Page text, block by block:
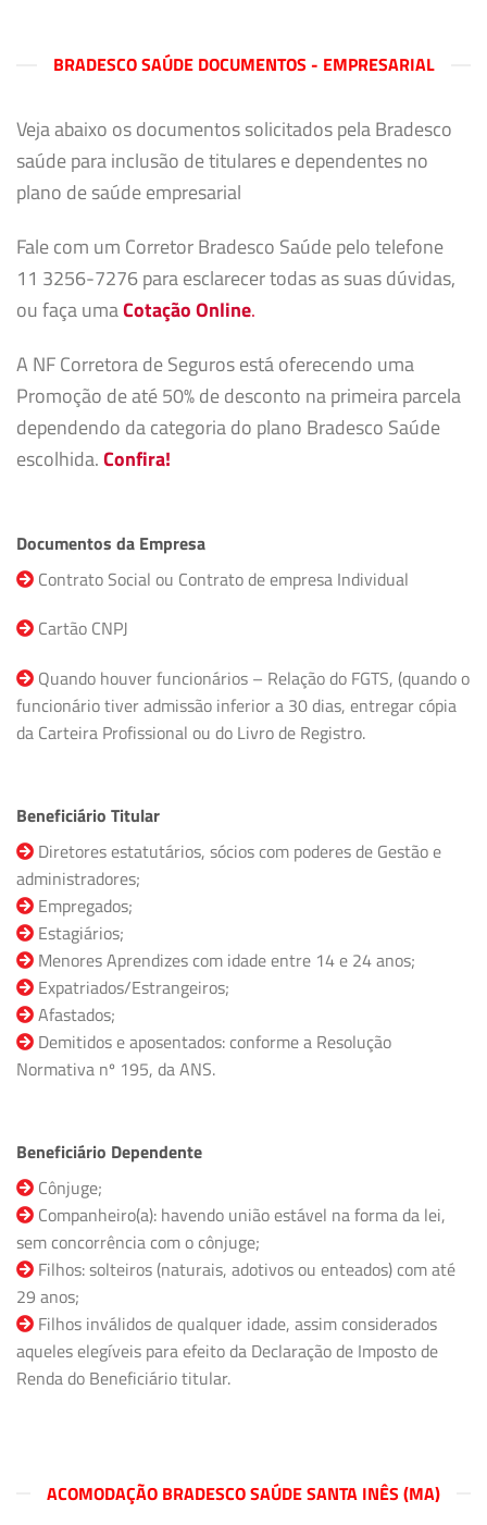
BRADESCO SAÚDE DOCUMENTOS - EMPRESARIAL
Veja abaixo os documentos solicitados pela Bradesco
saúde para inclusão de titulares e dependentes no
plano de saúde empresarial
Fale com um Corretor Bradesco Saúde pelo telefone
11 3256-7276 para esclarecer todas as suas dúvidas,
ou faça umaCotação Online.
A NF Corretora de Seguros está oferecendo uma
Promoção de até 50% de desconto na primeira parcela
dependendo da categoria do plano Bradesco Saúde
escolhida.Confira!
Documentos da Empresa
Contrato Social ou Contrato de empresa Individual
Cartão CNPJ
Quando houver funcionários – Relação do FGTS, (quando o
funcionário tiver admissão inferior a 30 dias, entregar cópia
da Carteira Profissional ou do Livro de Registro.
Beneficiário Titular
Diretores estatutários, sócios com poderes de Gestão e
administradores;
Empregados;
Estagiários;
Menores Aprendizes com idade entre 14 e 24 anos;
Expatriados/Estrangeiros;
Afastados;
Demitidos e aposentados: conforme a Resolução
Normativa nº 195, da ANS.
Beneficiário Dependente
Cônjuge;
Companheiro(a): havendo união estável na forma da lei,
sem concorrência com o cônjuge;
Filhos: solteiros (naturais, adotivos ou enteados) com até
29 anos;
Filhos inválidos de qualquer idade, assim considerados
aqueles elegíveis para efeito da Declaração de Imposto de
Renda do Beneficiário titular.
ACOMODAÇÃO BRADESCO SAÚDE SANTA INÊS (MA)